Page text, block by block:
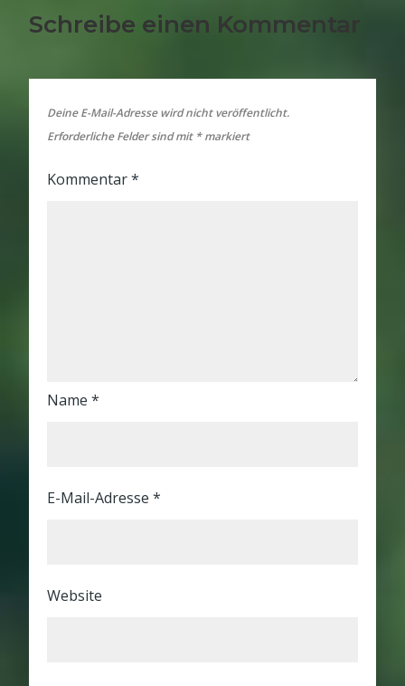
Schreibe einen Kommentar
Deine E-Mail-Adresse wird nicht veröffentlicht.
Erforderliche Felder sind mit *markiert
Kommentar*
Name*
E-Mail-Adresse*
Website